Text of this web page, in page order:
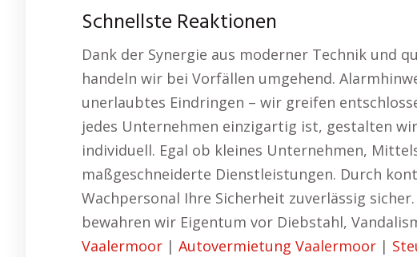
Schnellste Reaktionen
Dank der Synergie aus moderner Technik und
handeln wir bei Vorfällen umgehend.
unerlaubtes Eindringen – wir greifen
jedes Unternehmen einzigartig ist, gestalten
individuell. Egal ob kleines Unternehmen,
maßgeschneiderte Dienstleistungen. Durch
Wachpersonal Ihre Sicherheit zuverlässig
bewahren wir Eigentum vor Diebstahl,
Vaalermoor | Autovermietung Vaalermoor |